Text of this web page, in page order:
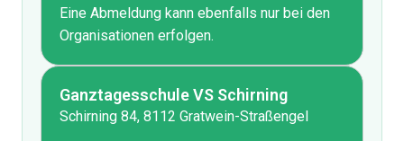
Eine Abmeldung kann ebenfalls nur bei den
Organisationen erfolgen.
Ganztagesschule VS Schirning​
Schirning 84, 8112 Gratwein-Straßengel